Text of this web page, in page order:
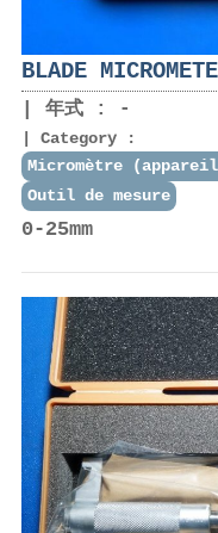
BLADE
年式 : -
Category :
Micromètre (appareil
Outil de mesure
0-25mm